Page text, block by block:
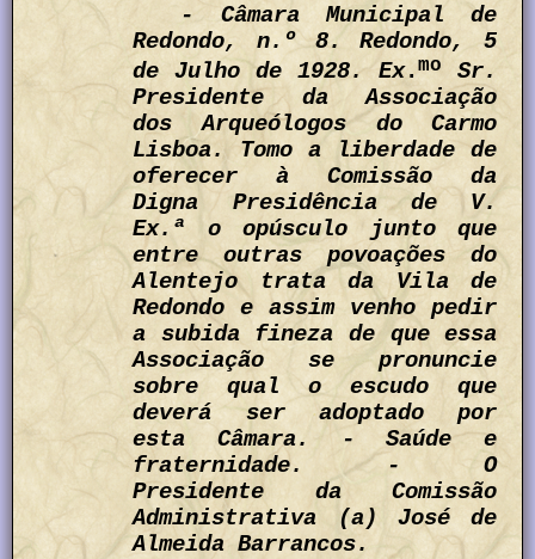
- Câmara Municipal de
Redondo, n.º 8. Redondo, 5
de Julho de 1928. Ex.mo
Sr.
Presidente da Associação
dos Arqueólogos do Carmo
Lisboa. Tomo a liberdade de
oferecer à Comissão da
Digna Presidência de V.
Ex.ª o opúsculo junto que
entre outras povoações do
Alentejo trata da Vila de
Redondo e assim venho pedir
a subida fineza de que essa
Associação se pronuncie
sobre qual o escudo que
deverá ser adoptado por
esta Câmara. - Saúde e
fraternidade. - O
Presidente da Comissão
Administrativa (a) José de
Almeida Barrancos.